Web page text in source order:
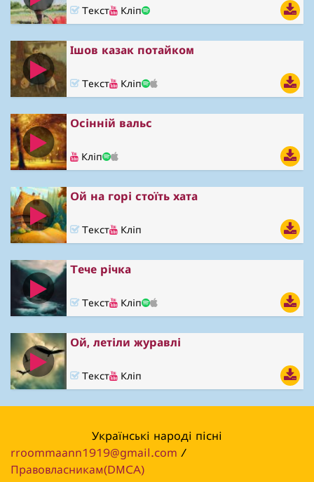
Текст Кліп
Ішов казак потайком
Текст Кліп
Осінній вальс
Кліп
Ой на горі стоїть хата
Текст Кліп
Тече річка
Текст Кліп
Ой, летіли журавлі
Текст Кліп
Українські народі пісні
rroommaann1919@gmail.com /
Правовласникам(DMCA)